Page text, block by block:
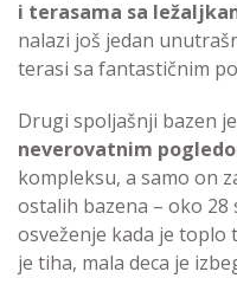
i terasama sa
nalazi još jedan
terasi sa fantastičnim
Drugi spoljašnji bazen
neverovatnim
kompleksu, a samo on
ostalih bazena – oko
osveženje kada je toplo
je tiha, mala deca je